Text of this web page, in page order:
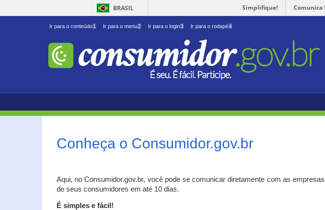
BRASIL Simplifique! Comunica
Ir para o conteúdo1 Ir para o menu2 Ir para o login3 Ir para o rodapé4
Conheça o Consumidor.gov.br
Aqui, no Consumidor.gov.br, você pode se comunicar diretamente com as
de seus consumidores em até 10 dias.
É simples e fácil!